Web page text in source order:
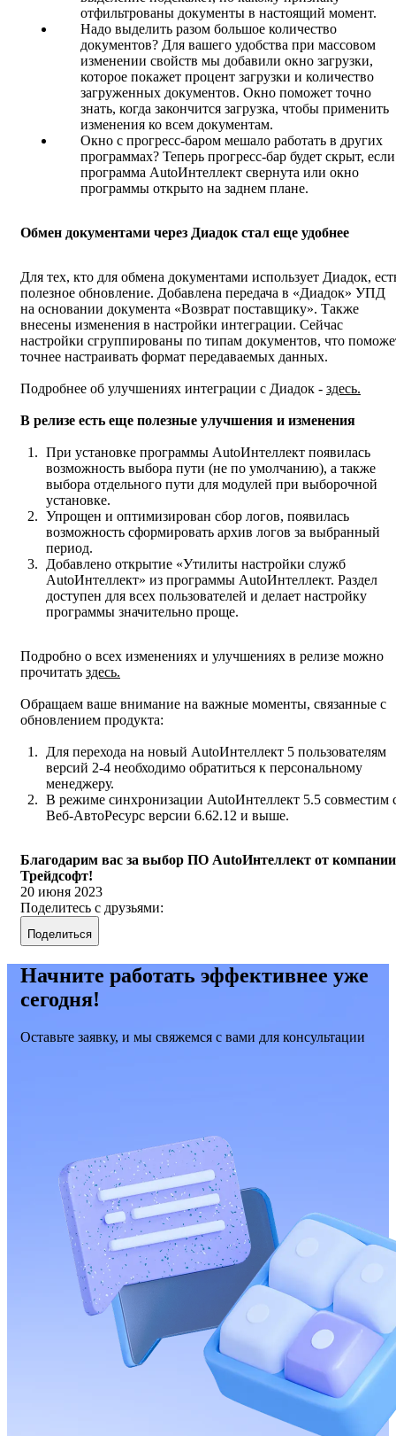
отфильтрованы документы в настоящий момент.
Надо выделить разом большое количество
документов? Для вашего удобства при массовом
изменении свойств мы добавили окно загрузки,
которое покажет процент загрузки и количество
загруженных документов. Окно поможет точно
знать, когда закончится загрузка, чтобы применить
изменения ко всем документам.
Окно с прогресс-баром мешало работать в других
программах? Теперь прогресс-бар будет скрыт, если
программа AutoИнтеллект свернута или окно
программы открыто на заднем плане.
Обмен документами через Диадок стал еще удобнее
Для тех, кто для обмена документами использует Диадок,
полезное обновление. Добавлена передача в «Диадок» УПД
на основании документа «Возврат поставщику». Также
внесены изменения в настройки интеграции. Сейчас
настройки сгруппированы по типам документов, что
точнее настраивать формат передаваемых данных.
Подробнее об улучшениях интеграции с Диадок - здесь.
В релизе есть еще полезные улучшения и изменения
При установке программы AutoИнтеллект появилась
возможность выбора пути (не по умолчанию), а также
выбора отдельного пути для модулей при выборочной
установке.
Упрощен и оптимизирован сбор логов, появилась
возможность сформировать архив логов за выбранный
период.
Добавлено открытие «Утилиты настройки служб
AutoИнтеллект» из программы AutoИнтеллект. Раздел
доступен для всех пользователей и делает настройку
программы значительно проще.
Подробно о всех изменениях и улучшениях в релизе можно
прочитать здесь.
Обращаем ваше внимание на важные моменты, связанные с
обновлением продукта:
Для перехода на новый AutoИнтеллект 5 пользователям
версий 2-4 необходимо обратиться к персональному
менеджеру.
В режиме синхронизации AutoИнтеллект 5.5 совместим
Веб-АвтоРесурс версии 6.62.12 и выше.
Благодарим вас за выбор ПО AutoИнтеллект от компании
Трейдсофт!
20 июня 2023
Поделитесь с друзьями:
Поделиться
Начните работать эффективнее уже
сегодня!
Оставьте заявку, и мы свяжемся с вами для консультации